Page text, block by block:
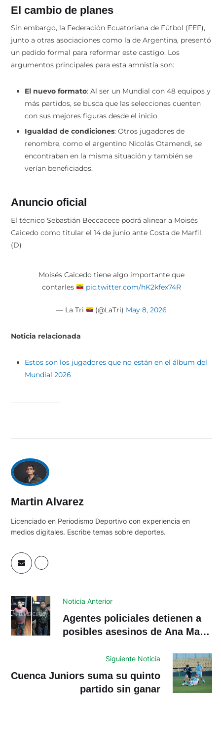
El cambio de planes
Sin embargo, la Federación Ecuatoriana de Fútbol (FEF),
junto a otras asociaciones como la de Argentina, presentó
un pedido formal para reformar este castigo. Los
argumentos principales para esta amnistía son:
El nuevo formato: Al ser un Mundial con 48 equipos y
más partidos, se busca que las selecciones cuenten
con sus mejores figuras desde el inicio.
Igualdad de condiciones: Otros jugadores de
renombre, como el argentino Nicolás Otamendi, se
encontraban en la misma situación y también se
verían beneficiados.
Anuncio oficial
El técnico Sebastián Beccacece podrá alinear a Moisés
Caicedo como titular el 14 de junio ante Costa de Marfil.
(D)
Moisés Caicedo tiene algo importante que
contarles
pic.twitter.com/hK2kfex74R
— La Tri (@LaTri) May 8, 2026
Noticia relacionada
Estos son los jugadores que no están en el álbum del
Mundial 2026
Martin Alvarez
Licenciado en Periodismo Deportivo con experiencia en
medios digitales. Escribe temas sobre deportes.
Noticia Anterior
Agentes policiales detienen a
posibles asesinos de Ana María
Siguiente Noticia
Cuenca Juniors suma su quinto
partido sin ganar